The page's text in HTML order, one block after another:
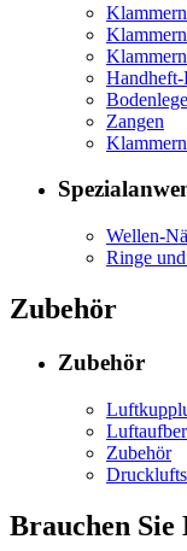
Zangen
Wellen-
Ringe
Zubehör
Zubehör
Zubehör
Brauchen Sie